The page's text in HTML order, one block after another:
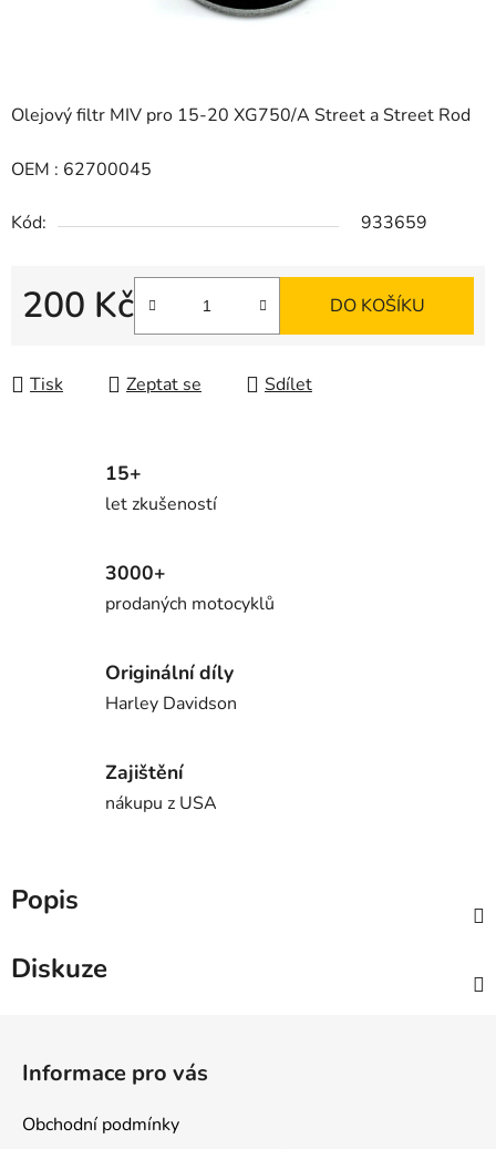
Olejový filtr MIV pro 15-20 XG750/A Street a Street Rod
OEM : 62700045
Kód: 933659
200 Kč DO KOŠÍKU
Tisk Zeptat se Sdílet
15+
let zkušeností
3000+
prodaných motocyklů
Originální díly
Harley Davidson
Zajištění
nákupu z USA
Popis
Diskuze
Informace pro vás
Obchodní podmínky